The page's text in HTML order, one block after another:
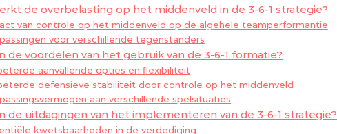
de overbelasting op het middenveld in de 3-6-1 strategie?
van controle op het middenveld op de algehele teamperformantie
voor verschillende tegenstanders
de voordelen van het gebruik van de 3-6-1 formatie?
aanvallende opties en flexibiliteit
defensieve stabiliteit door controle op het middenveld
aan verschillende spelsituaties
de uitdagingen van het implementeren van de 3-6-1 strategie?
kwetsbaarheden in de verdediging